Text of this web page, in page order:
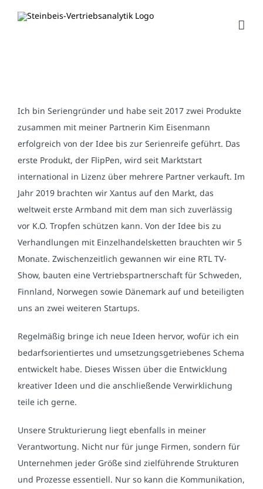
Inhalt
Ich bin Seriengründer und habe seit 2017 zwei Produkte
zusammen mit meiner Partnerin Kim Eisenmann
erfolgreich von der Idee bis zur Serienreife geführt. Das
erste Produkt, der FlipPen, wird seit Marktstart
international in Lizenz über mehrere Partner verkauft. Im
Jahr 2019 brachten wir Xantus auf den Markt, das
weltweit erste Armband mit dem man sich zuverlässig
vor K.O. Tropfen schützen kann. Von der Idee bis zu
Verhandlungen mit Einzelhandelsketten brauchten wir 5
Monate. Zwischenzeitlich gewannen wir eine RTL TV-
Show, bauten eine Vertriebspartnerschaft für Schweden,
Finnland, Norwegen sowie Dänemark auf und beteiligten
uns an zwei weiteren Startups.
Regelmäßig bringe ich neue Ideen hervor, wofür ich ein
bedarfsorientiertes und umsetzungsgetriebenes Schema
entwickelt habe. Dieses Wissen über die Entwicklung
kreativer Ideen und die anschließende Verwirklichung
teile ich gerne.
Unsere Strukturierung liegt ebenfalls in meiner
Verantwortung. Nicht nur für junge Firmen, sondern für
Unternehmen jeder Größe sind zielführende Strukturen
und Prozesse essentiell. Nur so kann die Kommunikation,